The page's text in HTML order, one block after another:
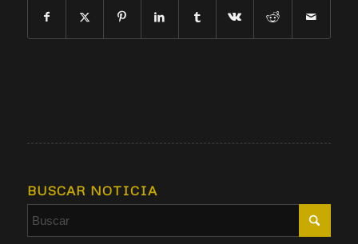
BUSCAR NOTICIA